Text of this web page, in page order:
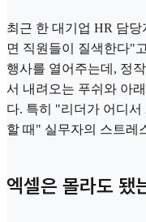
최근 한 대기업 HR 담
면 직원들이 질색한다"
행사를 열어주는데, 정
서 내려오는 푸쉬와 아
다. 특히 "리더가 어디
할 때" 실무자의 스트레
엑셀은 몰라도 됐